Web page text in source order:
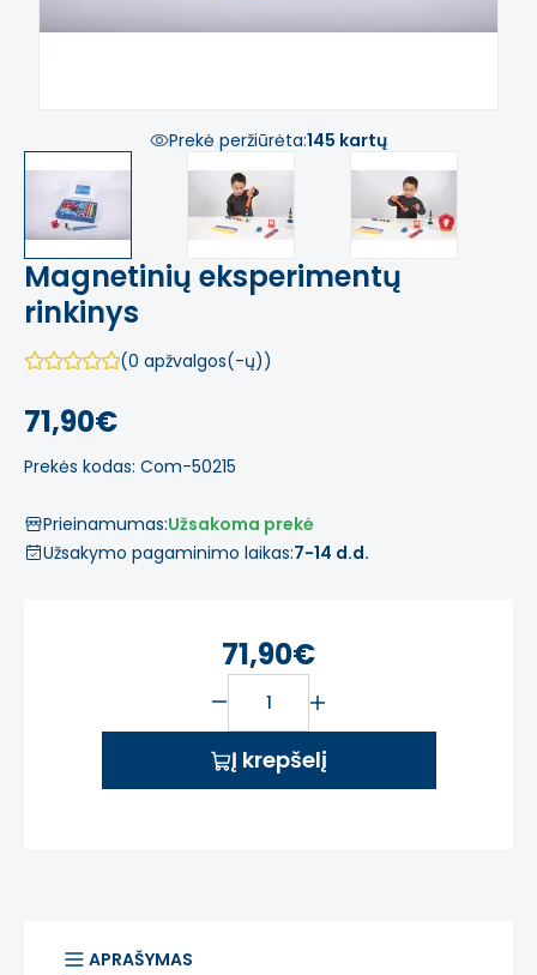
Prekė peržiūrėta:145 kartų
Magnetinių eksperimentų
rinkinys
(0 apžvalgos(-ų))
71,90€
Prekės kodas: Com-50215
Prieinamumas:Užsakoma prekė
Užsakymo pagaminimo laikas:7-14 d.d.
71,90€
Į krepšelį
APRAŠYMAS